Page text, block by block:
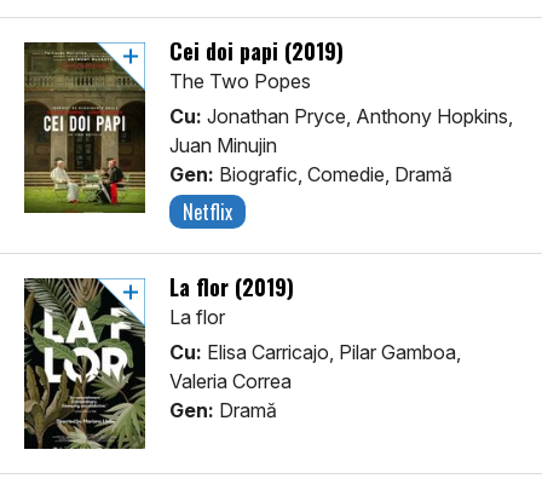
Cei doi papi (2019)
The Two Popes
Cu: Jonathan Pryce, Anthony Hopkins,
Juan Minujin
Gen: Biografic, Comedie, Dramă
Netflix
La flor (2019)
La flor
Cu: Elisa Carricajo, Pilar Gamboa,
Valeria Correa
Gen: Dramă